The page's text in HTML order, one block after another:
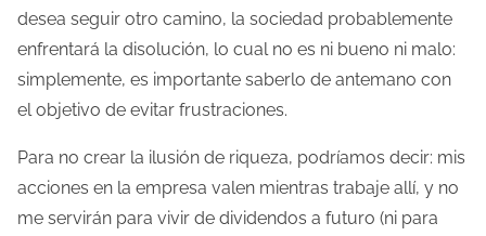
a
d
a
desea seguir otro camino, la sociedad probablemente
enfrentará la disolución, lo cual no es ni bueno ni malo:
simplemente, es importante saberlo de antemano con
el objetivo de evitar frustraciones.
Para no crear la ilusión de riqueza, podríamos decir: mis
acciones en la empresa valen mientras trabaje allí, y no
me servirán para vivir de dividendos a futuro (ni para